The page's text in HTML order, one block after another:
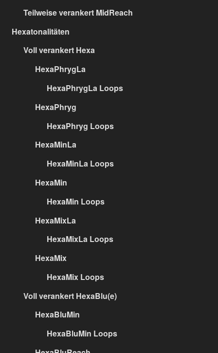
Teilweise verankert MidReach
Hexatonalitäten
Voll verankert Hexa
HexaPhrygLa
HexaPhrygLa Loops
HexaPhryg
HexaPhryg Loops
HexaMinLa
HexaMinLa Loops
HexaMin
HexaMin Loops
HexaMixLa
HexaMixLa Loops
HexaMix
HexaMix Loops
Voll verankert HexaBlu(e)
HexaBluMin
HexaBluMin Loops